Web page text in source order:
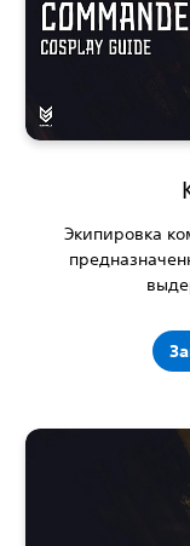
Экипировка